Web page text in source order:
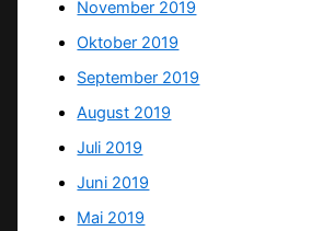
November 2019
Oktober 2019
September 2019
August 2019
Juli 2019
Juni 2019
Mai 2019